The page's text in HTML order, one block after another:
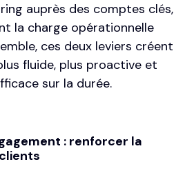
auprès des comptes clés,
la charge opérationnelle
ces deux leviers créent
fluide, plus proactive et
sur la durée.
: renforcer la